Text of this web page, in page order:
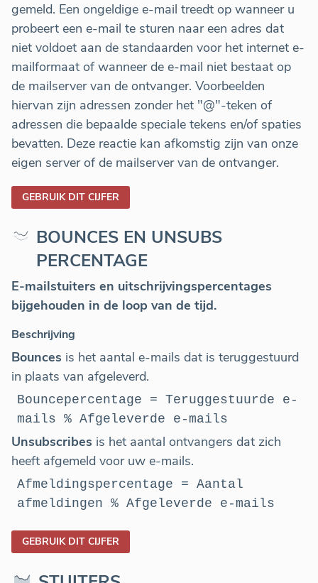
gemeld. Een ongeldige e-mail treedt op wanneer u
probeert een e-mail te sturen naar een adres dat
niet voldoet aan de standaarden voor het internet e-
mailformaat of wanneer de e-mail niet bestaat op
de mailserver van de ontvanger. Voorbeelden
hiervan zijn adressen zonder het "@"-teken of
adressen die bepaalde speciale tekens en/of spaties
bevatten. Deze reactie kan afkomstig zijn van onze
eigen server of de mailserver van de ontvanger.
GEBRUIK DIT CIJFER
BOUNCES EN UNSUBS
PERCENTAGE
E-mailstuiters en uitschrijvingspercentages
bijgehouden in de loop van de tijd.
Beschrijving
Bounces is het aantal e-mails dat is teruggestuurd
in plaats van afgeleverd.
Bouncepercentage = Teruggestuurde e-
mails % Afgeleverde e-mails
Unsubscribes is het aantal ontvangers dat zich
heeft afgemeld voor uw e-mails.
Afmeldingspercentage = Aantal
afmeldingen % Afgeleverde e-mails
GEBRUIK DIT CIJFER